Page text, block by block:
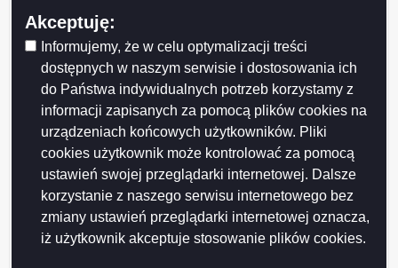
Akceptuję:
Informujemy, że w celu optymalizacji treści
dostępnych w naszym serwisie i dostosowania ich
do Państwa indywidualnych potrzeb korzystamy z
informacji zapisanych za pomocą plików cookies na
urządzeniach końcowych użytkowników. Pliki
cookies użytkownik może kontrolować za pomocą
ustawień swojej przeglądarki internetowej. Dalsze
korzystanie z naszego serwisu internetowego bez
zmiany ustawień przeglądarki internetowej oznacza,
iż użytkownik akceptuje stosowanie plików cookies.
ustnej,
- prowadzony jest rejestr korespondencji
wchodzącej i wychodzącej z tutejszego
inspektoratu, rozdział korespondencji należy do
PINB.
Zadania i kompetencje:
Powiatowy Inspektorat Nadzoru Budowlanego Miasta
Suwałk wykonuje funkcje inspekcyjno-kontrolne oraz
zadania związane z użytkowaniem obiektów
budowlanych.
Realizując obowiązki wynikające z prawa budowlanego,